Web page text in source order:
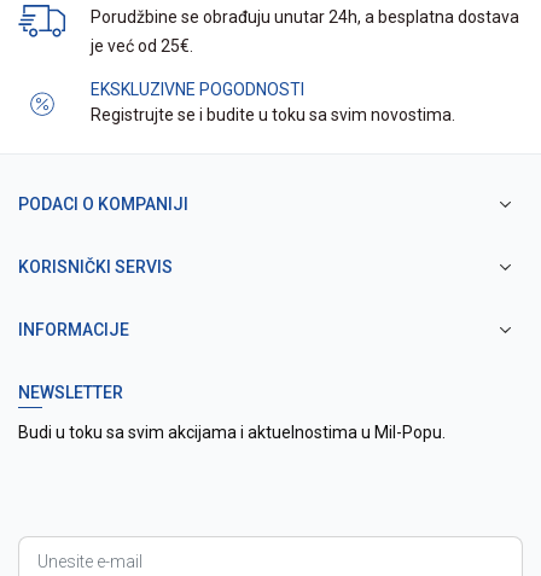
Porudžbine se obrađuju unutar 24h, a besplatna dostava
je već od 25€.
EKSKLUZIVNE POGODNOSTI
Registrujte se i budite u toku sa svim novostima.
PODACI O KOMPANIJI
KORISNIČKI SERVIS
INFORMACIJE
NEWSLETTER
Budi u toku sa svim akcijama i aktuelnostima u Mil-Popu.